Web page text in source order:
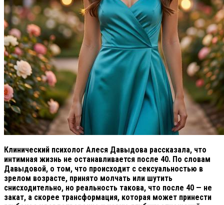
Клинический психолог Алеся Давыдова рассказала, что
интимная жизнь не останавливается после 40. По словам
Давыдовой, о том, что происходит с сексуальностью в
зрелом возрасте, принято молчать или шутить
снисходительно, но реальность такова, что после 40 — не
закат, а скорее трансформация, которая может принести